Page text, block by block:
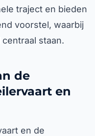
traject en bieden
voorstel, waarbij
staan.
de
en
en de